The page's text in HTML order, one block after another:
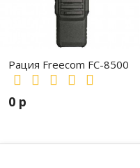
Рация Freecom FC-8500
0 р